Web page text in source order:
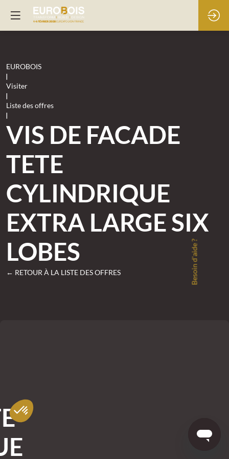
EUROBOIS
|
Visiter
|
Liste des offres
|
VIS DE FACADE
TETE
CYLINDRIQUE
EXTRA LARGE SIX
LOBES
← RETOUR À LA LISTE DES OFFRES Besoin d'aide ?